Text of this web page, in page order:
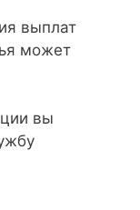
выплат
может
вы